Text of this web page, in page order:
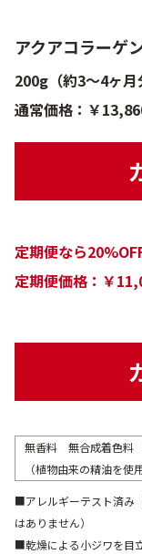
アクアコラーゲ
200g（約3～4ヶ月
通常価格：￥
定期便なら
定期便価格：￥
無香料 無合成着色料
（植物由来の精油を使
■アレルギーテスト済み
はありません）
■乾燥による小ジワを目